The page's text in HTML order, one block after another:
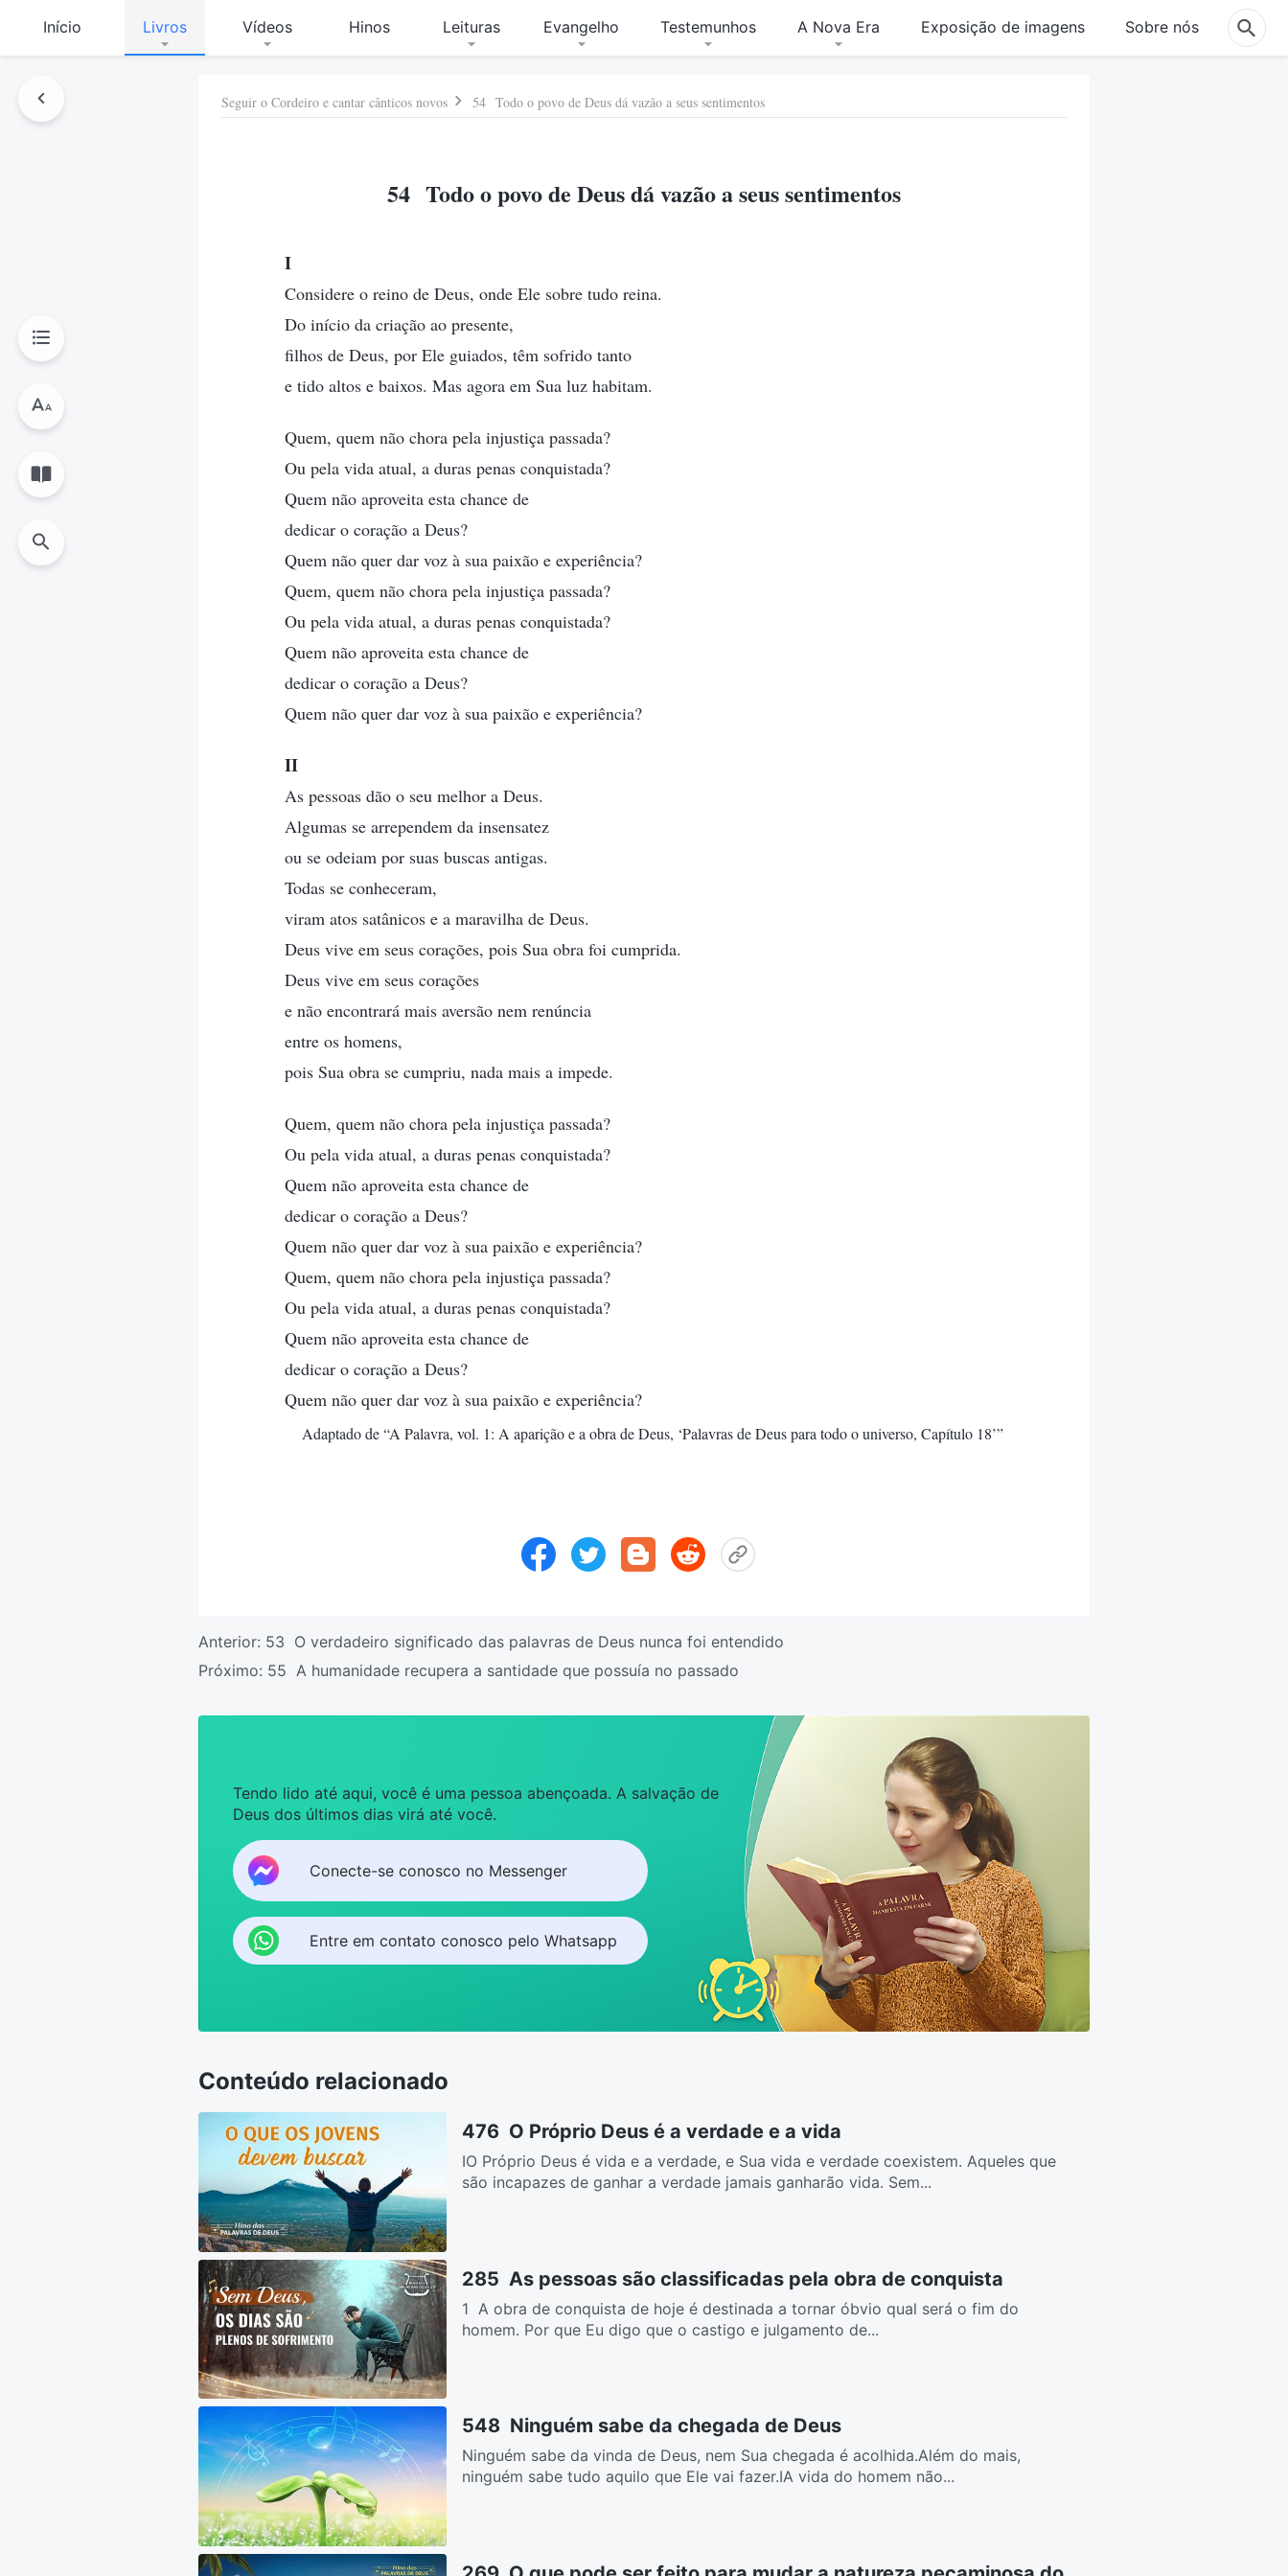
Início Livros Vídeos Hinos Leituras Evangelho Testemunhos A Nova Era Exposição de imagens Sobre nós
Seguir o Cordeiro e cantar cânticos novos 54 Todo o povo de Deus dá vazão a seus sentimentos
54 Todo o povo de Deus dá vazão a seus sentimentos
I
Considere o reino de Deus, onde Ele sobre tudo reina.
Do início da criação ao presente,
filhos de Deus, por Ele guiados, têm sofrido tanto
e tido altos e baixos. Mas agora em Sua luz habitam.
Quem, quem não chora pela injustiça passada?
Ou pela vida atual, a duras penas conquistada?
Quem não aproveita esta chance de
dedicar o coração a Deus?
Quem não quer dar voz à sua paixão e experiência?
Quem, quem não chora pela injustiça passada?
Ou pela vida atual, a duras penas conquistada?
Quem não aproveita esta chance de
dedicar o coração a Deus?
Quem não quer dar voz à sua paixão e experiência?
II
As pessoas dão o seu melhor a Deus.
Algumas se arrependem da insensatez
ou se odeiam por suas buscas antigas.
Todas se conheceram,
viram atos satânicos e a maravilha de Deus.
Deus vive em seus corações, pois Sua obra foi cumprida.
Deus vive em seus corações
e não encontrará mais aversão nem renúncia
entre os homens,
pois Sua obra se cumpriu, nada mais a impede.
Quem, quem não chora pela injustiça passada?
Ou pela vida atual, a duras penas conquistada?
Quem não aproveita esta chance de
dedicar o coração a Deus?
Quem não quer dar voz à sua paixão e experiência?
Quem, quem não chora pela injustiça passada?
Ou pela vida atual, a duras penas conquistada?
Quem não aproveita esta chance de
dedicar o coração a Deus?
Quem não quer dar voz à sua paixão e experiência?
Adaptado de “A Palavra, vol. 1: A aparição e a obra de Deus, ‘Palavras de Deus para todo o universo, Capítulo 18’”
Anterior: 53 O verdadeiro significado das palavras de Deus nunca foi entendido
Próximo: 55 A humanidade recupera a santidade que possuía no passado
Tendo lido até aqui, você é uma pessoa abençoada. A salvação de
Deus dos últimos dias virá até você.
Conecte-se conosco no Messenger
Entre em contato conosco pelo Whatsapp
Conteúdo relacionado
476 O Próprio Deus é a verdade e a vida
IO Próprio Deus é vida e a verdade, e Sua vida e verdade coexistem. Aqueles que
são incapazes de ganhar a verdade jamais ganharão vida. Sem...
285 As pessoas são classificadas pela obra de conquista
1 A obra de conquista de hoje é destinada a tornar óbvio qual será o fim do
homem. Por que Eu digo que o castigo e julgamento de...
548 Ninguém sabe da chegada de Deus
Ninguém sabe da vinda de Deus, nem Sua chegada é acolhida.Além do mais,
ninguém sabe tudo aquilo que Ele vai fazer.IA vida do homem não...